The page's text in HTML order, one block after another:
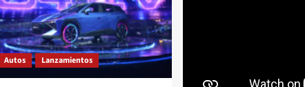
Autos Lanzamientos